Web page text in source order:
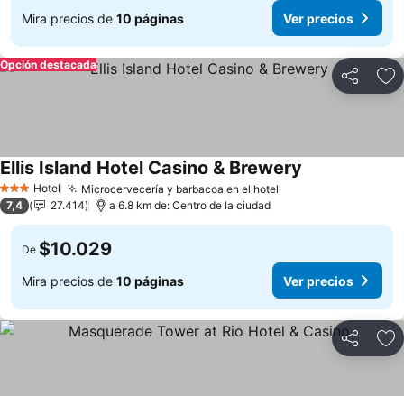
Mira precios de 10 páginas Ver precios
Compartir
Opción destacada
3 Estrellas
Hotel Microcervecería y barbacoa en el hotel
Ellis Island Hotel Casino & Brewery
7,4 27.414 a 6.8 km de: Centro de la ciudad
De $10.029
Mira precios de 10 páginas Ver precios
Compartir